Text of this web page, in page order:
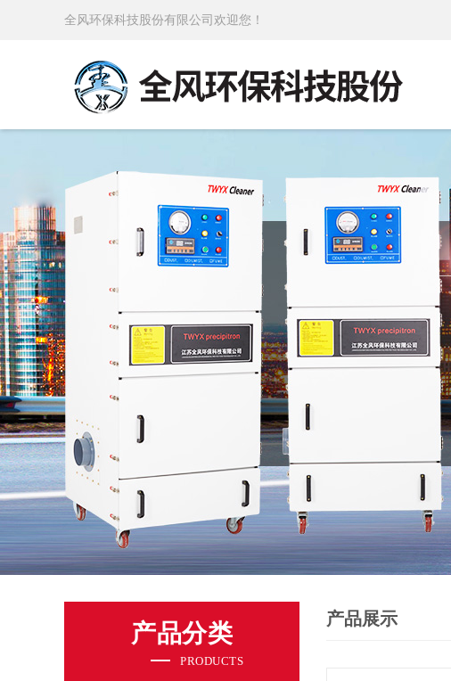
全风环保科技股份有限公司欢迎您！
产品分类
PRODUCTS
产品展示